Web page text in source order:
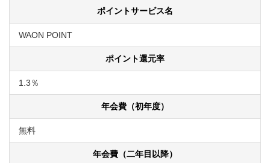
ポイントサービス名
WAON POINT
ポイント還元率
1.3％
年会費（初年度）
無料
年会費（二年目以降）